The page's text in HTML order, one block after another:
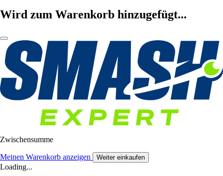
Wird zum Warenkorb hinzugefügt...
Zwischensumme
Meinen Warenkorb anzeigen Weiter einkaufen
Loading...